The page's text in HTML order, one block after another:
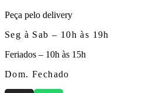
Peça pelo delivery
Seg à Sab – 10h às 19h
Feriados – 10h às 15h
Dom. Fechado